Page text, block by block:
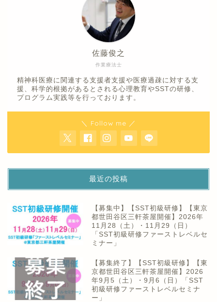
作業療法士
佐藤俊之
精神科医療に関連する支援者支援や医療過疎に対する支
援、科学的根拠があるとされる心理教育やSSTの研修、
プログラム実践等を行っております。
＼ Follow me ／
最近の投稿
【募集中】【SST初級研修】【東京
都世田谷区三軒茶屋開催】2026年
11月28（土）・11月29（日）
「SST初級研修ファーストレベルセ
ミナー」
【募集終了】【SST初級研修】【東
京都世田谷区三軒茶屋開催】2026
年9月5（土）・9月6（日）「SST
初級研修ファーストレベルセミナ
ー」